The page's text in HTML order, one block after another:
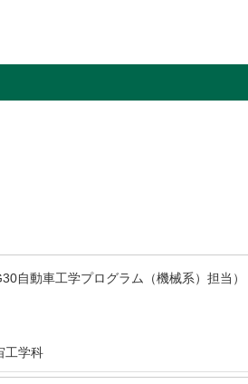
自動車工学プログラム（機械系）担当
工学科